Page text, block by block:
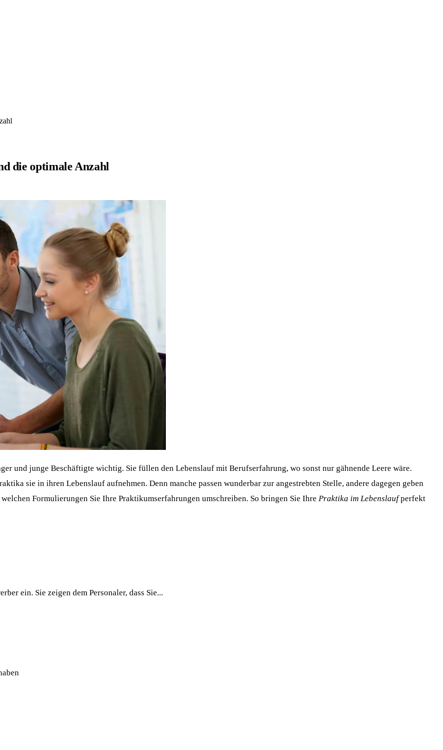
die optimale Anzahl
und junge Beschäftigte wichtig. Sie füllen den Lebenslauf mit Berufserfahrung, wo sonst nur gähnende Leere wäre.
sie in ihren Lebenslauf aufnehmen. Denn manche passen wunderbar zur angestrebten Stelle, andere dagegen geben
Formulierungen Sie Ihre Praktikumserfahrungen umschreiben. So bringen Sie Ihre Praktika im Lebenslaufperfekt
ein. Sie zeigen dem Personaler, dass Sie...